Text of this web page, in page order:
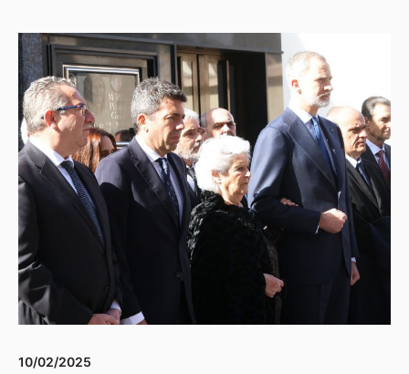
10/02/2025